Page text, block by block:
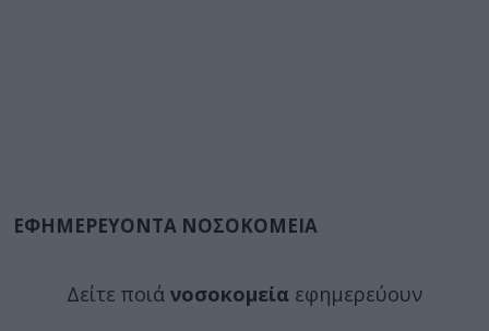
ΕΦΗΜΕΡΕΥΟΝΤΑ ΝΟΣΟΚΟΜΕΙΑ
Δείτε ποιά νοσοκομεία εφημερεύουν